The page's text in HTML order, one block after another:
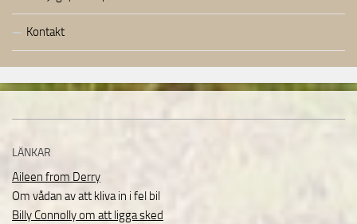
Kontakt
LÄNKAR
Aileen from Derry
Om vådan av att kliva in i fel bil
Billy Connolly om att ligga sked